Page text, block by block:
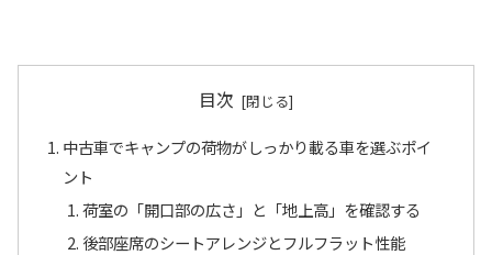
目次
中古車でキャンプの荷物がしっかり載る車を選ぶポイ
ント
荷室の「開口部の広さ」と「地上高」を確認する
後部座席のシートアレンジとフルフラット性能